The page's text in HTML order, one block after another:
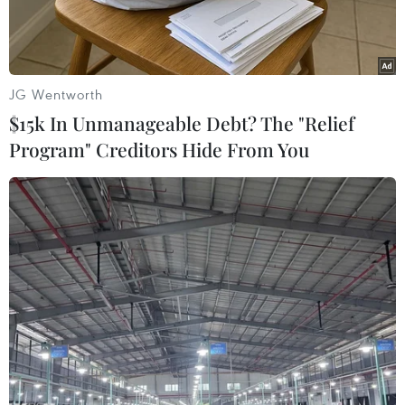
năm là 17,6%.
Sản phẩm túi da tiêu dùng trong nước và xuất khẩu của công ty
Ladoda. (Ảnh: Trần Việt/TTXVN)
Theo Báo cáo thường niên Earning Insight 2024
do Công ty cổ phần Báo cáo đánh giá Việt Nam
JG Wentworth
$15k In Unmanageable Debt? The "Relief
Program" Creditors Hide From You